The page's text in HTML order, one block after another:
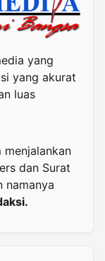
yang
yang akurat
luas
menjalankan
dan Surat
namanya